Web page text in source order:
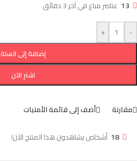
13 عناصر مباع في آخر 3 دقائق
-
+
إضافة إلى السلة
اشترِ الآن
مقارنة أضف إلى قائمة الأمنيات
18 أشخاص يشاهدون هذا المنتج الآن!